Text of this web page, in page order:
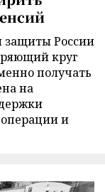
защиты России
круг
получать
на
и